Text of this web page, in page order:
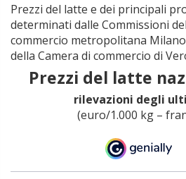
Prezzi del latte e dei principali
determinati dalle Commissioni
commercio metropolitana
della Camera di commercio di
Prezzi del latte
rilevazioni degli
(euro/1.000 kg –